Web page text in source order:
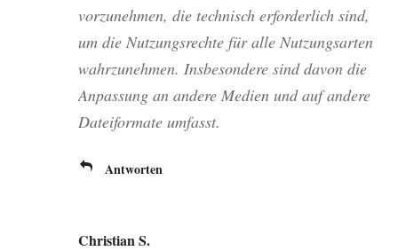
vor­zu­neh­men, die tech­nisch erfor­der­lich sind,
um die Nut­zungs­rech­te für alle Nut­zungs­ar­ten
wahr­zu­neh­men. Ins­be­son­de­re sind davon die
Anpas­sung an ande­re Medi­en und auf ande­re
Datei­for­ma­te umfasst.
Antworten
Christian S.